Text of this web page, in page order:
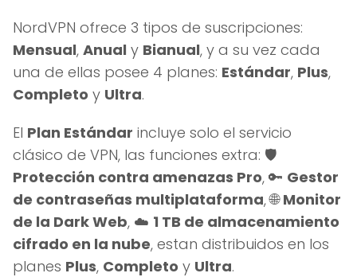
NordVPN ofrece 3 tipos de suscripciones:
Mensual, Anual y Bianual, y a su vez cada
una de ellas posee 4 planes: Estándar, Plus,
Completo y Ultra.
El Plan Estándar incluye solo el servicio
clásico de VPN, las funciones extra: 🛡️
Protección contra amenazas Pro, 🔑 Gestor
de contraseñas multiplataforma, 🌐Monitor
de la Dark Web, ☁️ 1 TB de almacenamiento
cifrado en la nube, estan distribuidos en los
planes Plus, Completo y Ultra.